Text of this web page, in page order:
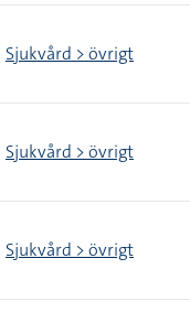
Sjukvård > övrigt
Sjukvård > övrigt
Sjukvård > övrigt